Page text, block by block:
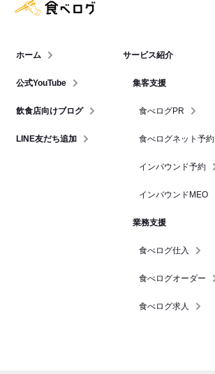
ホーム
公式YouTube
飲食店向けブログ
LINE友だち追加
サービス紹介
集客支援
食べログPR
食べログネット予約
インバウンド予約
インバウンドMEO
業務支援
食べログ仕入
食べログオーダー
食べログ求人